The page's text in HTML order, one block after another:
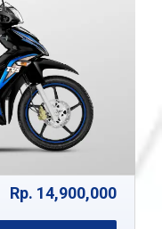
Rp. 14,900,000